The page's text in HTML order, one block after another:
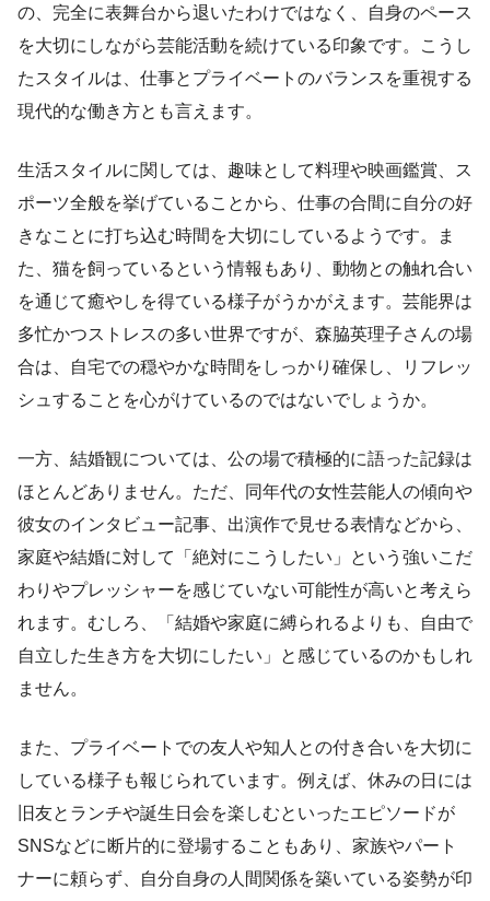
の、完全に表舞台から退いたわけではなく、自身のペース
を大切にしながら芸能活動を続けている印象です。こうし
たスタイルは、仕事とプライベートのバランスを重視する
現代的な働き方とも言えます。
生活スタイルに関しては、趣味として料理や映画鑑賞、ス
ポーツ全般を挙げていることから、仕事の合間に自分の好
きなことに打ち込む時間を大切にしているようです。ま
た、猫を飼っているという情報もあり、動物との触れ合い
を通じて癒やしを得ている様子がうかがえます。芸能界は
多忙かつストレスの多い世界ですが、森脇英理子さんの場
合は、自宅での穏やかな時間をしっかり確保し、リフレッ
シュすることを心がけているのではないでしょうか。
一方、結婚観については、公の場で積極的に語った記録は
ほとんどありません。ただ、同年代の女性芸能人の傾向や
彼女のインタビュー記事、出演作で見せる表情などから、
家庭や結婚に対して「絶対にこうしたい」という強いこだ
わりやプレッシャーを感じていない可能性が高いと考えら
れます。むしろ、「結婚や家庭に縛られるよりも、自由で
自立した生き方を大切にしたい」と感じているのかもしれ
ません。
また、プライベートでの友人や知人との付き合いを大切に
している様子も報じられています。例えば、休みの日には
旧友とランチや誕生日会を楽しむといったエピソードが
SNSなどに断片的に登場することもあり、家族やパート
ナーに頼らず、自分自身の人間関係を築いている姿勢が印